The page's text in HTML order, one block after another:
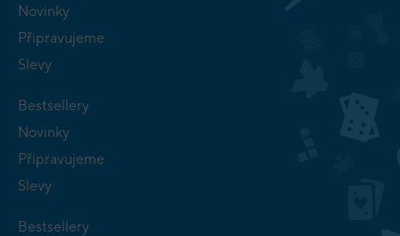
Novinky
Připravujeme
Slevy
Bestsellery
Novinky
Připravujeme
Slevy
Bestsellery